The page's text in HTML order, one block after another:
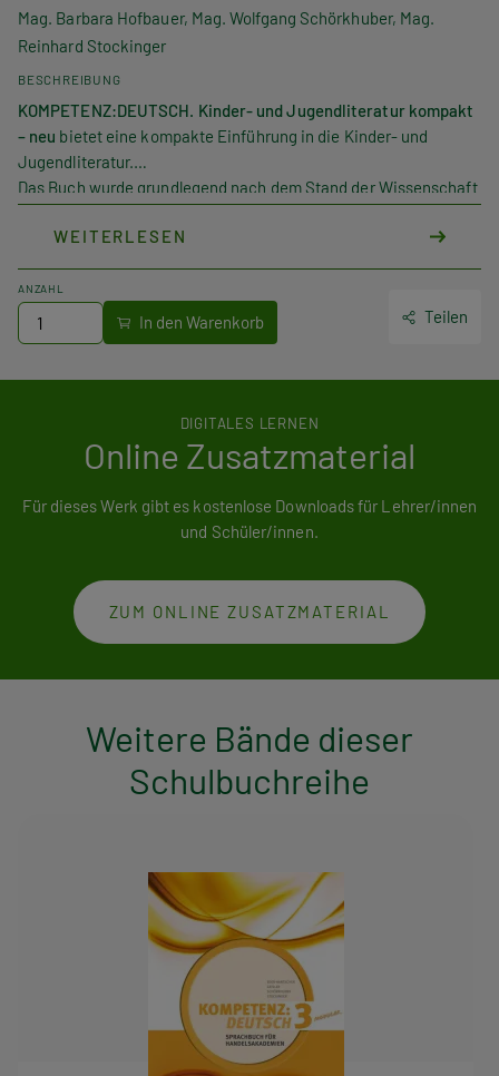
Mag. Barbara Hofbauer, Mag. Wolfgang Schörkhuber, Mag.
Reinhard Stockinger
BESCHREIBUNG
KOMPETENZ:DEUTSCH. Kinder- und Jugendliteratur kompakt
– neu bietet eine kompakte Einführung in die Kinder- und
Jugendliteratur.
Das Buch wurde grundlegend nach dem Stand der Wissenschaft
jüngsten Entwicklungen in der Kinder- und Jugendliteratur
abbilden.
Mediale Entwicklungen wie Digitalisierungstendenzen und die
damit verbundene Kommerzialisierung werden thematisiert. Ein
eigenes Modul widmet sich dem neu aufgenommenen Thema
unabhängig bearbeitet werden können, gegliedert.
WEITERLESEN
ANZAHL
Teilen
DIGITALES LERNEN
Online Zusatzmaterial
Für dieses Werk gibt es kostenlose Downloads für Lehrer/innen
und Schüler/innen.
ZUM ONLINE ZUSATZMATERIAL
Weitere Bände dieser
Schulbuchreihe